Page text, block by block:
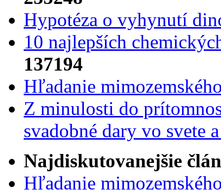
Hypotéza o vyhynutí
10 najlepších
137194
Hľadanie
Z minulosti do
svadobné dary vo svete
Najdiskutovanejšie
Hľadanie